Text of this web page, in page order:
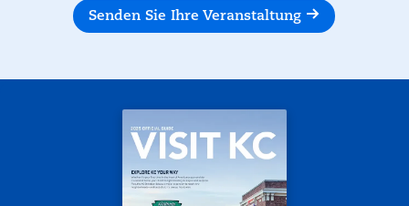
Senden Sie Ihre Veranstaltung